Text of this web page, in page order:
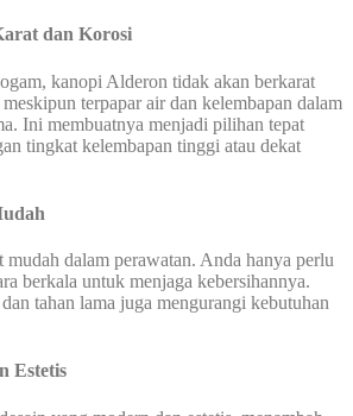
dan Korosi
kanopi Alderon tidak akan berkarat
terpapar air dan kelembapan dalam
Ini membuatnya menjadi pilihan tepat
tingkat kelembapan tinggi atau dekat
dalam perawatan. Anda hanya perlu
berkala untuk menjaga kebersihannya.
tahan lama juga mengurangi kebutuhan
Estetis